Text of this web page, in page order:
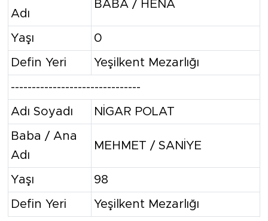
Adı
BABA / HENA
Yaşı 0
Defin Yeri Yeşilkent Mezarlığı
-------------------------------
Adı Soyadı NİGAR POLAT
Baba / Ana
Adı
MEHMET / SANİYE
Yaşı 98
Defin Yeri Yeşilkent Mezarlığı